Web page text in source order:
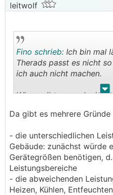
leitwolf
. .
Fino schrieb: Ich bin mal
Therads passt es nicht
ich auch nicht machen.
Wieso gibt es noch nicht
wohin mit Wärme wohin
umgekehrt. Warum gibt
das alles kombiniert.
befeuchten, lüften und
als Sole und Luft modell?
geringe Nachfrage? Zu
Da gibt es mehrere
- die unterschiedlichen
Gebäude: zunächst würde
Gerätegrößen benötigen,
Leistungsbereiche
- die abweichenden
Heizen, Kühlen,